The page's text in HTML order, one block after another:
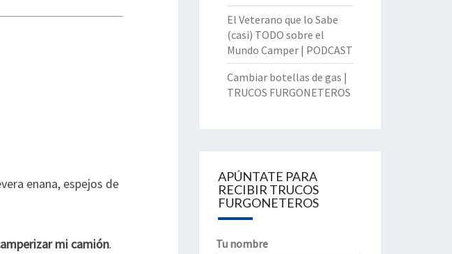
enana, espejos de
mi camión.
El Veterano que lo Sabe
(casi) TODO sobre el
Mundo Camper | PODCAST
Cambiar botellas de gas |
TRUCOS FURGONETEROS
APÚNTATE PARA
RECIBIR TRUCOS
FURGONETEROS
Tu nombre